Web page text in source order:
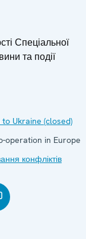
Спеціальної
та події
Ukraine (closed)
operation in Europe
конфліктів